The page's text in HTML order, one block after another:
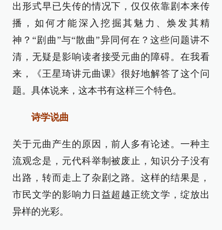
出形式早已失传的情况下，仅仅依靠剧本来传
播，如何才能深入挖掘其魅力、焕发其精
神？“剧曲”与“散曲”异同何在？这些问题讲不
清，无疑是影响读者接受元曲的障碍。在我看
来，《王星琦讲元曲课》很好地解答了这个问
题。具体说来，这本书有这样三个特色。
诗学说曲
关于元曲产生的原因，前人多有论述。一种主
流观念是，元代科举制被废止，知识分子没有
出路，转而走上了杂剧之路。这样的结果是，
市民文学的影响力日益超越正统文学，绽放出
异样的光彩。